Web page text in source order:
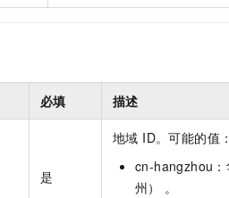
必填 描述
是
地域 ID。可能的值：
cn-hangzhou
州） 。